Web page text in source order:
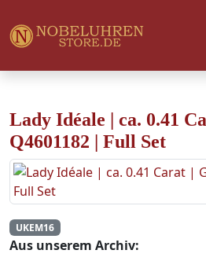
Lady Idéale | ca. 0.41
Q4601182 | Full Set
UKEM16
Aus unserem Archiv: